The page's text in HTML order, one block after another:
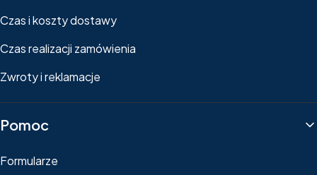
Czas i koszty dostawy
Czas realizacji zamówienia
Zwroty i reklamacje
Pomoc
Formularze